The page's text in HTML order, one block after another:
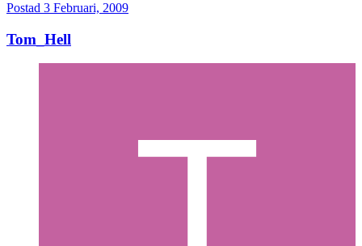
Postad 3 Februari, 2009
Tom_Hell